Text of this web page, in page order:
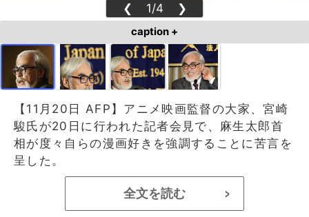
❮ 1/4 ❯
caption +
【11月20日 AFP】アニメ映画監督の大家、宮崎
駿氏が20日に行われた記者会見で、麻生太郎首
相が度々自らの漫画好きを強調することに苦言を
呈した。
全文を読む >